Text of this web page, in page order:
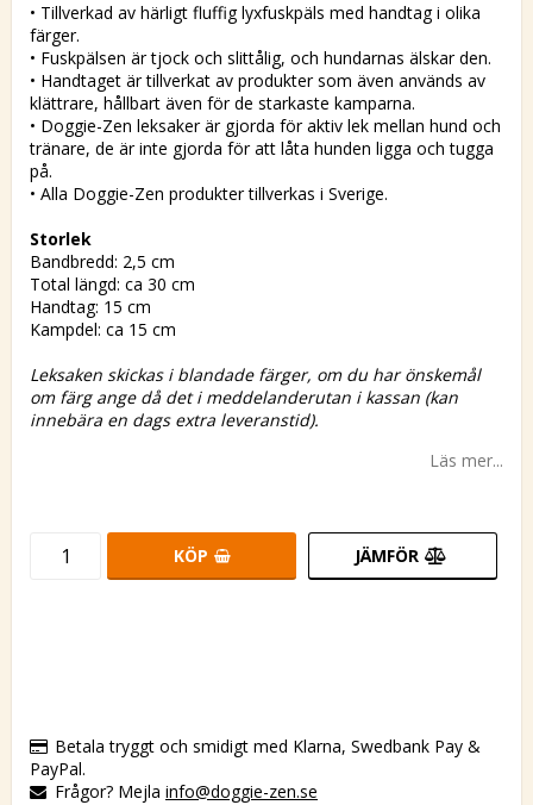
• Tillverkad av härligt fluffig lyxfuskpäls med handtag i olika
färger.
• Fuskpälsen är tjock och slittålig, och hundarnas älskar den.
• Handtaget är tillverkat av produkter som även används av
klättrare, hållbart även för de starkaste kamparna.
• Doggie-Zen leksaker är gjorda för aktiv lek mellan hund och
tränare, de är inte gjorda för att låta hunden ligga och tugga
på.
• Alla Doggie-Zen produkter tillverkas i Sverige.
Storlek
Bandbredd: 2,5 cm
Total längd: ca 30 cm
Handtag: 15 cm
Kampdel: ca 15 cm
Leksaken skickas i blandade färger, om du har önskemål
om färg ange då det i meddelanderutan i kassan (kan
innebära en dags extra leveranstid).
Läs mer...
KÖP JÄMFÖR
Betala tryggt och smidigt med Klarna, Swedbank Pay &
PayPal.
Frågor? Mejla info@doggie-zen.se